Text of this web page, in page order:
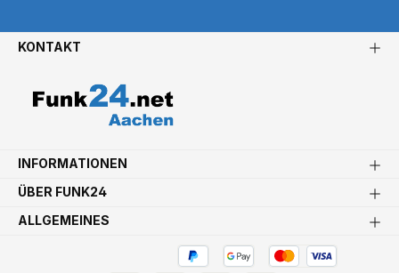
KONTAKT
INFORMATIONEN
ÜBER FUNK24
ALLGEMEINES